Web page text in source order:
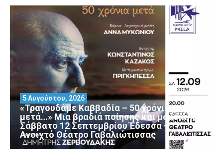
«Τραγουδάμε Καββαδία – 50 χρόνια
μετά…» Μια βραδιά ποίησης και μουσικής
Σάββατο 12 Σεπτεμβρίου Έδεσσα –
Ανοιχτό Θέατρο Γαβαλιώτισσας
5 Αυγούστου, 2026